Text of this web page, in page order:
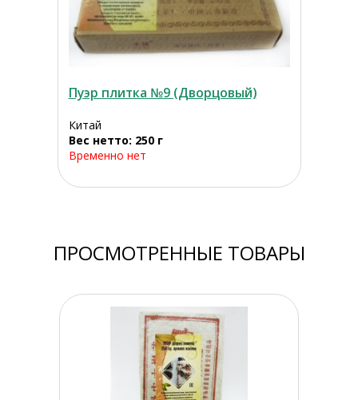
Пуэр плитка №9 (Дворцовый)
Китай
Вес нетто: 250 г
Временно нет
ПРОСМОТРЕННЫЕ ТОВАРЫ